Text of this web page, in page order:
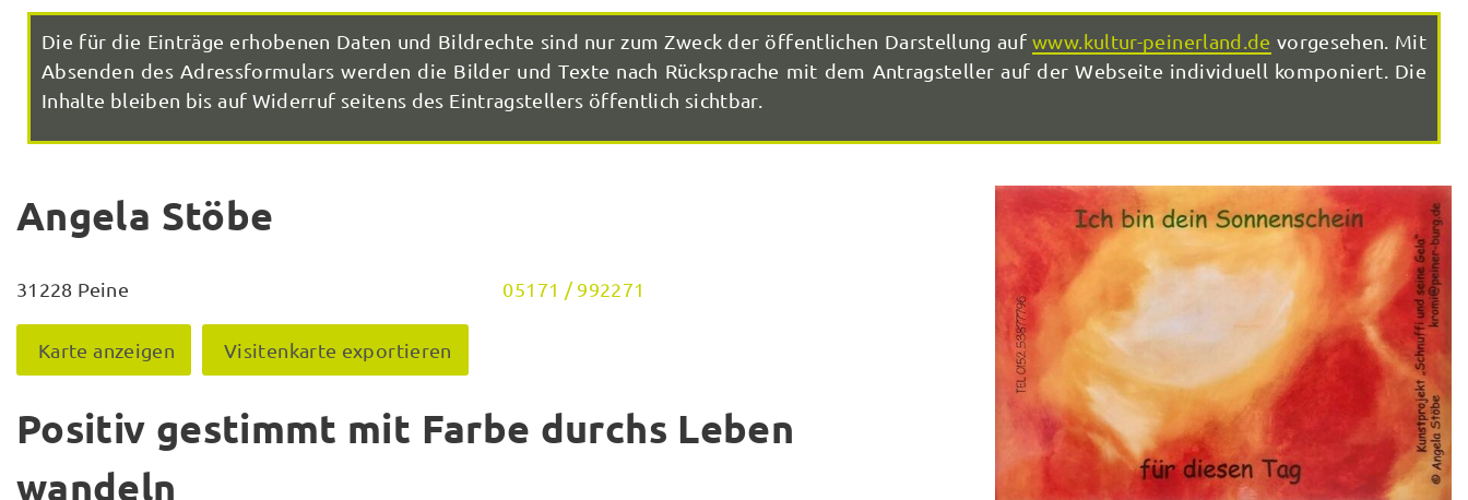
Die für die Einträge erhobenen Daten und Bildrechte sind nur zum Zweck der öffentlichen Darstellung aufwww.kultur-peinerland.de vorgesehen. Mit
Absenden des Adressformulars werden die Bilder und Texte nach Rücksprache mit dem Antragsteller auf der Webseite individuell komponiert. Die
Inhalte bleiben bis auf Widerruf seitens des Eintragstellers öffentlich sichtbar.
Angela Stöbe
31228 Peine 05171 / 992271
Karte anzeigen Visitenkarte exportieren
Positiv gestimmt mit Farbe durchs Leben
wandeln